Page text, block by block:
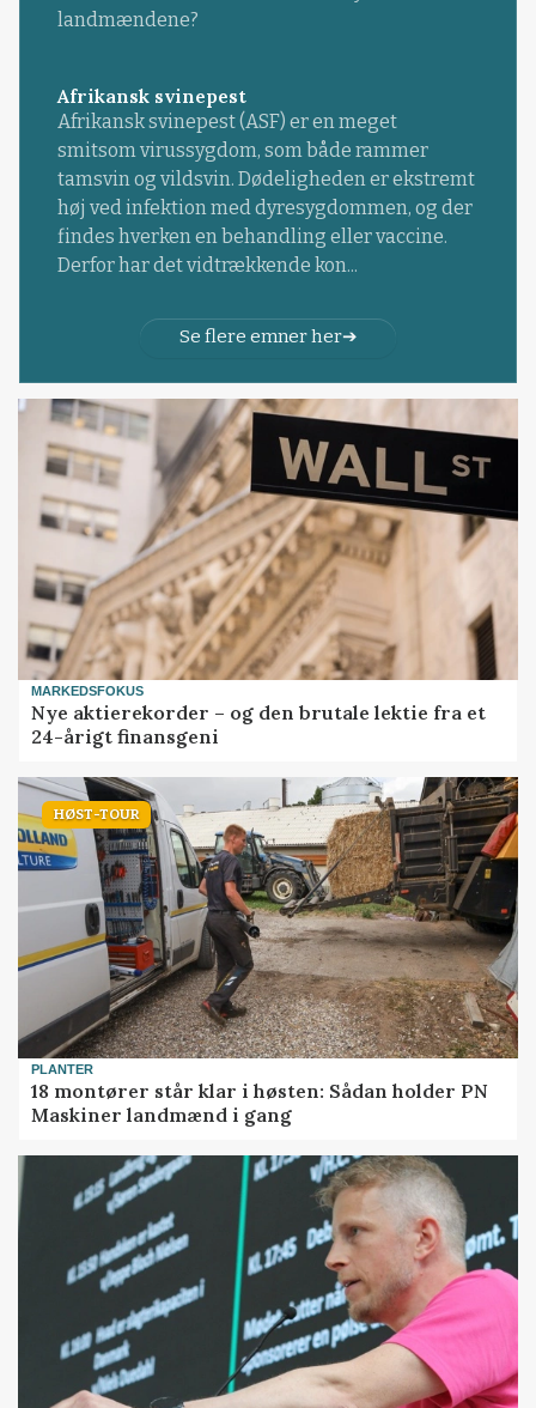
landmændene?
Afrikansk svinepest
Afrikansk svinepest (ASF) er en meget
smitsom virussygdom, som både rammer
tamsvin og vildsvin. Dødeligheden er ekstremt
høj ved infektion med dyresygdommen, og der
findes hverken en behandling eller vaccine.
Derfor har det vidtrækkende kon...
Se flere emner her
MARKEDSFOKUS
Nye aktierekorder – og den brutale lektie fra et
24-årigt finansgeni
HØST-TOUR
PLANTER
18 montører står klar i høsten: Sådan holder PN
Maskiner landmænd i gang